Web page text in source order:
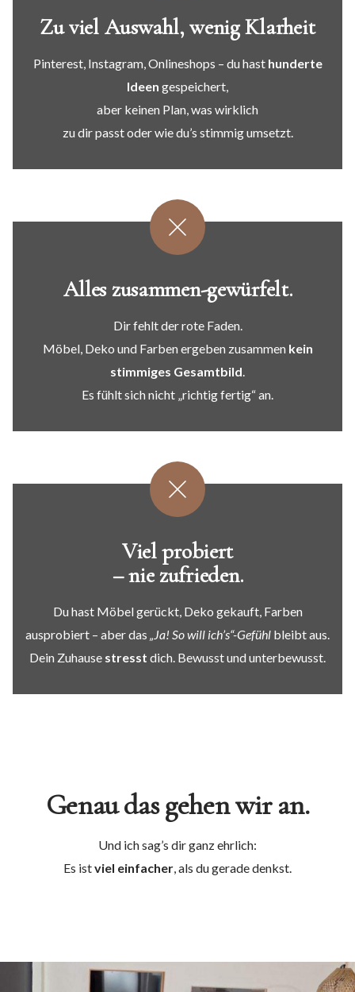
Zu viel Auswahl,wenig Klarheit
Pinterest, Instagram, Onlineshops – du hast hunderte
Ideen gespeichert,
aber keinen Plan, was wirklich
zu dir passt oder wie du’s stimmig umsetzt.
Alles zusammen-gewürfelt.
Dir fehlt der rote Faden.
Möbel, Deko und Farben ergeben zusammen kein
stimmiges Gesamtbild.
Es fühlt sich nicht „richtig fertig“ an.
Viel probiert
– nie zufrieden.
Du hast Möbel gerückt, Deko gekauft, Farben
ausprobiert – aber das „Ja! So will ich’s“-Gefühl bleibt aus.
Dein Zuhause stresst dich. Bewusst und unterbewusst.
Genau das gehen wir an.
Und ich sag’s dir ganz ehrlich:
Es istviel einfacher, als du gerade denkst.